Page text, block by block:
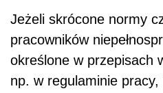
Jeżeli skrócone normy
pracowników
określone w przepisach
np. w regulaminie pracy,